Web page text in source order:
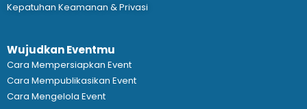
Kepatuhan Keamanan & Privasi
Wujudkan Eventmu
Cara Mempersiapkan Event
Cara Mempublikasikan Event
Cara Mengelola Event